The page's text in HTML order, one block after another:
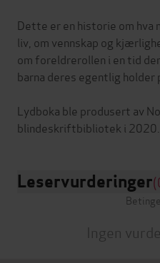
Dette er en historie om hva
liv, om vennskap og
om foreldrerollen i en tid
barna deres egentlig holder
Lydboka ble produsert av
Leservurderinger
Ingen